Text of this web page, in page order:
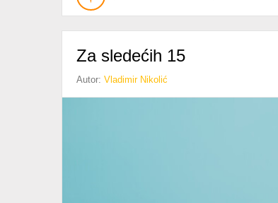
Za sledećih 15
Autor: Vladimir Nikolić